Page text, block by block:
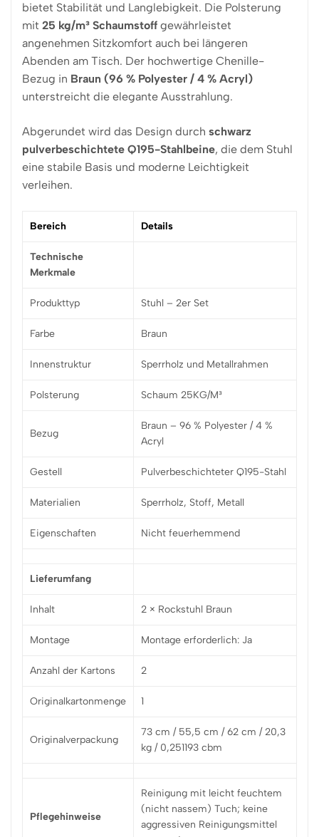
bietet Stabilität und Langlebigkeit. Die Polsterung
mit 25 kg/m³ Schaumstoff gewährleistet
angenehmen Sitzkomfort auch bei längeren
Abenden am Tisch. Der hochwertige Chenille-
Bezug in Braun (96 % Polyester / 4 % Acryl)
unterstreicht die elegante Ausstrahlung.
Abgerundet wird das Design durch schwarz
pulverbeschichtete Q195-Stahlbeine, die dem Stuhl
eine stabile Basis und moderne Leichtigkeit
verleihen.
Bereich Details
Technische
Merkmale
Produkttyp Stuhl – 2er Set
Farbe Braun
Innenstruktur Sperrholz und Metallrahmen
Polsterung Schaum 25KG/M³
Bezug
Braun – 96 % Polyester / 4 %
Acryl
Gestell Pulverbeschichteter Q195-Stahl
Materialien Sperrholz, Stoff, Metall
Eigenschaften Nicht feuerhemmend
Lieferumfang
Inhalt 2 × Rockstuhl Braun
Montage Montage erforderlich: Ja
Anzahl der Kartons 2
Originalkartonmenge 1
Originalverpackung
73 cm / 55,5 cm / 62 cm / 20,3
kg / 0,251193 cbm
Pflegehinweise
Reinigung mit leicht feuchtem
(nicht nassem) Tuch; keine
aggressiven Reinigungsmittel